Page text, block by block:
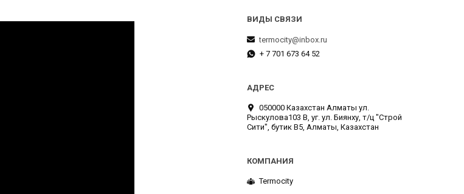
termocity@inbox.ru
+ 7 701 673 64 52
050000 Казахстан Алматы ул.
Рыскулова103 В, уг. ул. Биянху, т/ц "Строй
Сити", бутик В5, Алматы, Казахстан
Termocity